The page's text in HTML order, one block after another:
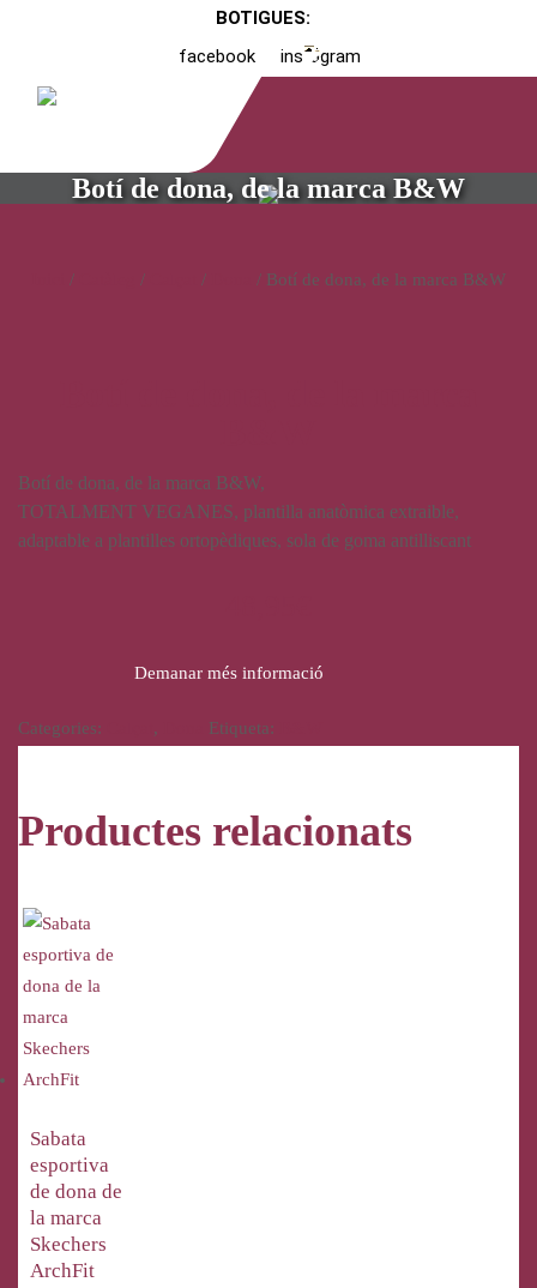
BOTIGUES:
facebook
instagram
Botí de dona, de la marca B&W
/ / / / Botí de dona, de la marca B&W
Botí de dona, de la marca B&W,
TOTALMENT VEGANES, plantilla anatòmica extraible,
adaptable a plantilles ortopèdiques, sola de goma antilliscant
Demanar més informació
Categories: , Etiqueta:
Productes relacionats
Sabata
esportiva
de dona de
la marca
Skechers
ArchFit